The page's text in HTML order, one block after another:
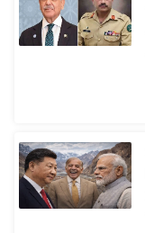
सा
सा
ल
श